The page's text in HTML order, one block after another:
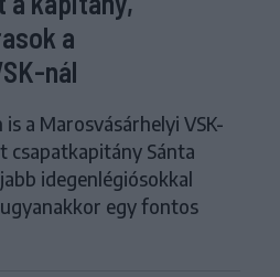
a
nál
a Marosvásárhelyi VSK-
csapatkapitány Sánta
idegenlégiósokkal
egy fontos